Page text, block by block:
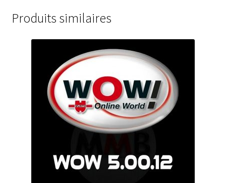
Produits similaires